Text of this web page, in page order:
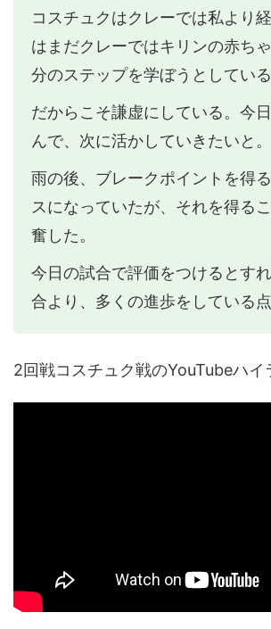
コスチュクはクレーでは私より
はまだクレーではキリンの赤ち
分のステップを学ぼうとしている
だからこそ謙虚にしている。今
んで、次に活かしていきたいと。
雨の後、ブレークポイントを得
スになっていたが、それを得る
奮した。
今日の試合で評価をつけるとす
合より、多くの進歩をしている点
2回戦コスチュク戦のYouTubeハ